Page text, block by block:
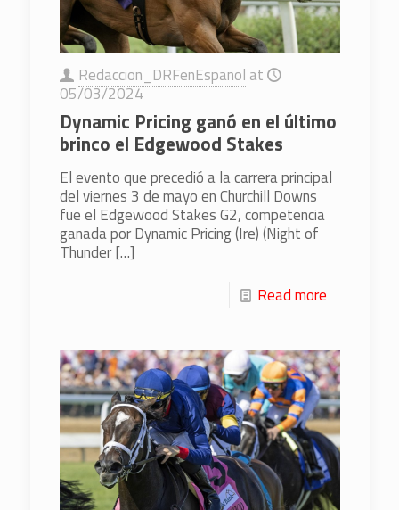
Redaccion_DRFenEspanol at
05/03/2024
Dynamic Pricing ganó en el último
brinco el Edgewood Stakes
El evento que precedió a la carrera principal
del viernes 3 de mayo en Churchill Downs
fue el Edgewood Stakes G2, competencia
ganada por Dynamic Pricing (Ire) (Night of
Thunder[…]
Read more